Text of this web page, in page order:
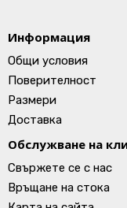
Информация
Общи условия
Поверителност
Размери
Доставка
Обслужване на
Свържете се с нас
Връщане на стока